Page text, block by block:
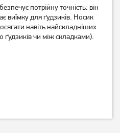
потрійну точність: він
виїмку для ґудзиків. Носик
навіть найскладніших
ґудзиків чи між складками).